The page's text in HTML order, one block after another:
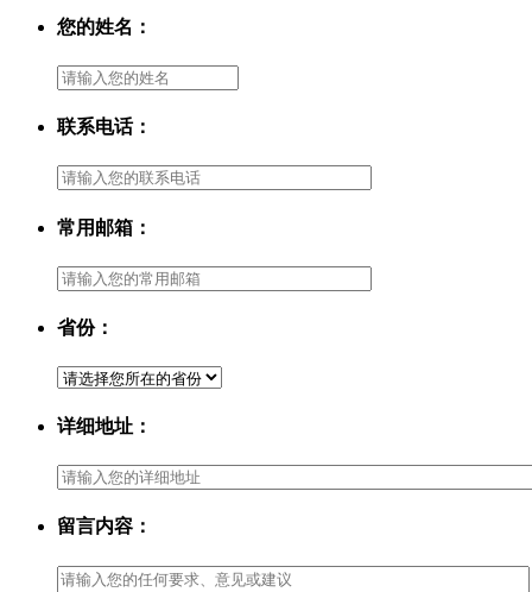
您的姓名：
联系电话：
常用邮箱：
省份：
详细地址：
留言内容：